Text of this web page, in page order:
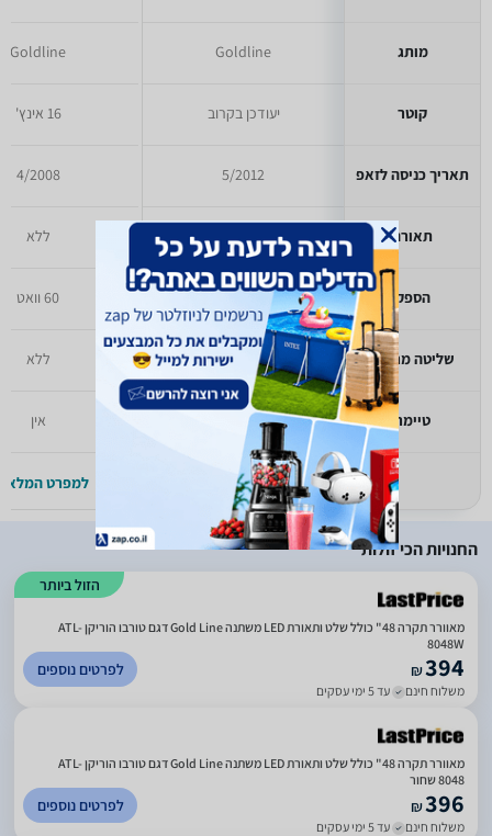
מותג
קוטר
תאריך כניסה לזאפ
תאורה
הספק
שליטה מרחוק
טיימר
Goldline
יעודכן בקרוב
5/2012
יעודכן בקרוב
יעודכן בקרוב
שלט רחוק
יש
למפרט המלא >>
Goldline
16 אינץ'
4/2008
ללא
60 וואט
ללא
אין
למפרט המלא
החנויות הכי זולות
הזול ביותר
מאוורר תקרה 48" כולל שלט ותאורת LED משתנה Gold Line דגם טורבו הוריקן ATL-
8048W
₪394
משלוח חינם עד 5 ימי עסקים
לפרטים נוספים
מאוורר תקרה 48" כולל שלט ותאורת LED משתנה Gold Line דגם טורבו הוריקן ATL-
8048 שחור
₪396
משלוח חינם עד 5 ימי עסקים
לפרטים נוספים